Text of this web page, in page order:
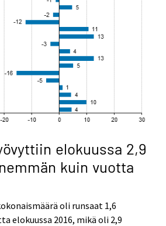
elokuussa 2,9
kuin vuotta
oli runsaat 1,6
elokuussa 2016, mikä oli 2,9